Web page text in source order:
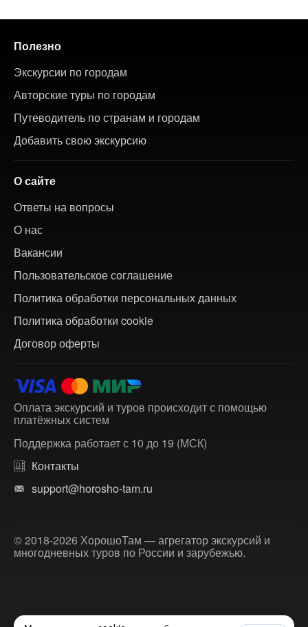
Полезно
Экскурсии по городам
Авторские туры по городам
Путеводитель по странам и городам
Добавить свою экскурсию
О сайте
Ответы на вопросы
О нас
Вакансии
Пользовательское соглашение
Политика обработки персональных данных
Политика обработки cookie
Договор оферты
Оплата экскурсий и туров происходит с помощью
платёжных систем
Поддержка работает с 10 до 19 (МСК)
Контакты
support@horosho-tam.ru
© 2018-2026 ХорошоТам — агрегатор экскурсий и
многодневных туров по России и зарубежью.